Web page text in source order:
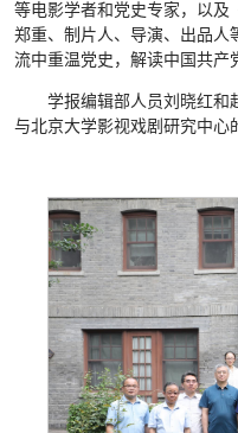
等电影学者和党史专家，以及
郑重、制片人、导演、出品人
流中重温党史，解读中国共产
学报编辑部人员刘晓红和
与北京大学影视戏剧研究中心